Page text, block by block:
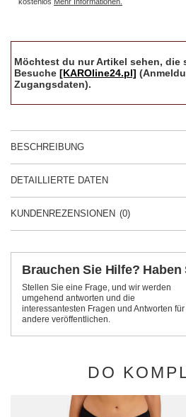
Möchtest du nur Artikel sehen, die
Besuche [KAROline24.pl]
Zugangsdaten).
BESCHREIBUNG
DETAILLIERTE DATEN
KUNDENREZENSIONEN (0)
Brauchen Sie Hilfe? Haben
Stellen Sie eine Frage, und wir werden
umgehend antworten und die
interessantesten Fragen und Antworten für
andere veröffentlichen.
DO